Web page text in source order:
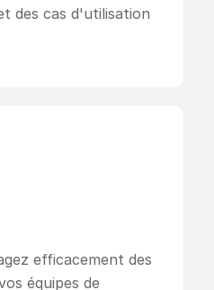
des cas d'utilisation
efficacement des
équipes de